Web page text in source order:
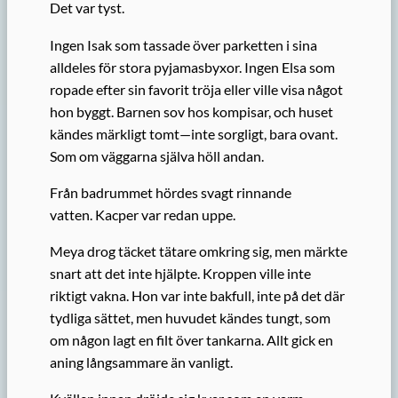
Det var tyst.
Ingen Isak som tassade över parketten i sina
alldeles för stora pyjamasbyxor. Ingen Elsa som
ropade efter sin favorit tröja eller ville visa något
hon byggt. Barnen sov hos kompisar, och huset
kändes märkligt tomt—inte sorgligt, bara ovant.
Som om väggarna själva höll andan.
Från badrummet hördes svagt rinnande
vatten. Kacper var redan uppe.
Meya drog täcket tätare omkring sig, men märkte
snart att det inte hjälpte. Kroppen ville inte
riktigt vakna. Hon var inte bakfull, inte på det där
tydliga sättet, men huvudet kändes tungt, som
om någon lagt en filt över tankarna. Allt gick en
aning långsammare än vanligt.